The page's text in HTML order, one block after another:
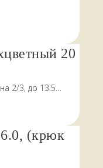
20
2/3, до 13.5
(крюк